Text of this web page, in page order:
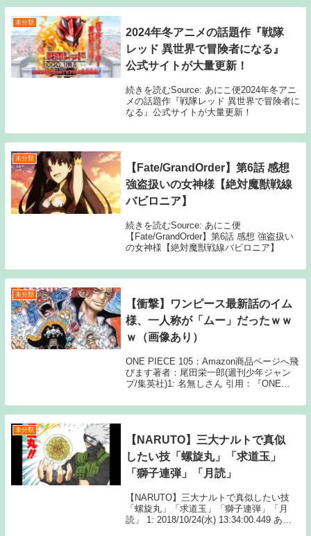
未分類
2024年冬アニメの話題作『戦隊
レッド 異世界で冒険者になる』
公式サイトが大量更新！
続きを読むSource: あにこ便2024年冬アニ
メの話題作『戦隊レッド 異世界で冒険者に
なる』公式サイトが大量更新！
未分類
【Fate/GrandOrder】第6話 感想
強盗扱いの女神様【絶対魔獣戦線
バビロニア】
続きを読むSource: あにこ便
【Fate/GrandOrder】第6話 感想 強盗扱い
の女神様【絶対魔獣戦線バビロニア】
未分類
【衝撃】ワンピース最新話のイム
様、一人称が「ムー」だったｗｗ
ｗ（画像あり）
ONE PIECE 105：Amazon商品ページへ飛
びます著者：尾田栄一郎(週刊少年ジャン
プ/集英社)1: 名無しさん 引用：『ONE
ャンプ/集英社) 2: 名無しさん フランキー
でもワンパンで...
未分類
【NARUTO】三大ナルトで真似
したい技「螺旋丸」「求道玉」
「獅子連弾」「月読」
【NARUTO】三大ナルトで真似したい技
「螺旋丸」「求道玉」「獅子連弾」「月
読」 1: 2018/10/24(水) 13:34:00.449 あと